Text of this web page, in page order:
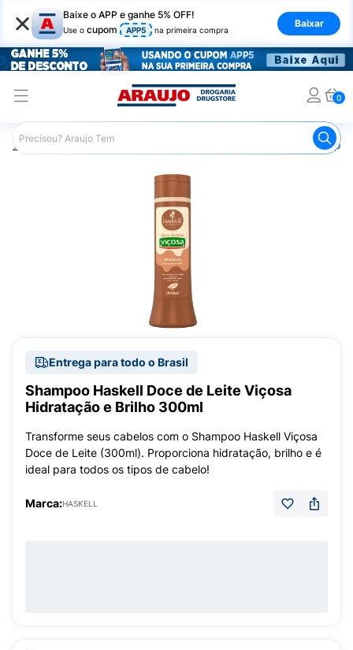
× Baixe o APP e ganhe 5% OFF!
Use o cupom APP5 na primeira compra
Baixar
0
Araujo Cabelo Cabelos de Todos os Tipos
Entrega para todo o Brasil
Shampoo Haskell Doce de Leite Viçosa
Hidratação e Brilho 300ml
Transforme seus cabelos com o Shampoo Haskell Viçosa
Doce de Leite (300ml). Proporciona hidratação, brilho e é
ideal para todos os tipos de cabelo!
Marca:HASKELL